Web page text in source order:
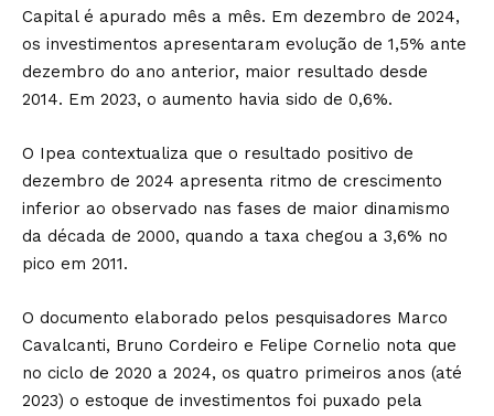
Capital é apurado mês a mês. Em dezembro de 2024,
os investimentos apresentaram evolução de 1,5% ante
dezembro do ano anterior, maior resultado desde
2014. Em 2023, o aumento havia sido de 0,6%.
O Ipea contextualiza que o resultado positivo de
dezembro de 2024 apresenta ritmo de crescimento
inferior ao observado nas fases de maior dinamismo
da década de 2000, quando a taxa chegou a 3,6% no
pico em 2011.
O documento elaborado pelos pesquisadores Marco
Cavalcanti, Bruno Cordeiro e Felipe Cornelio nota que
no ciclo de 2020 a 2024, os quatro primeiros anos (até
2023) o estoque de investimentos foi puxado pela